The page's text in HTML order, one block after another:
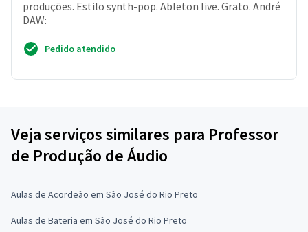
produções. Estilo synth-pop. Ableton live. Grato. André
DAW:
Pedido atendido
Veja serviços similares para Professor
de Produção de Áudio
Aulas de Acordeão em São José do Rio Preto
Aulas de Bateria em São José do Rio Preto